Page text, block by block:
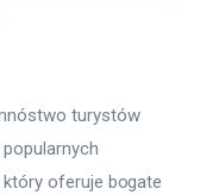
turystów
oferuje bogate